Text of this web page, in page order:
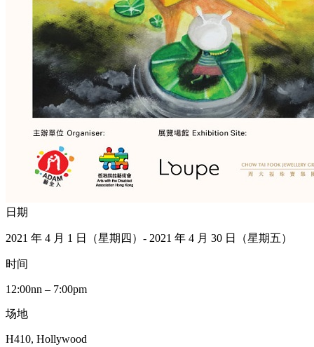
日期
2021 年 4 月 1 日（星期四）- 2021 年 4 月 30 日（星期五）
时间
12:00nn – 7:00pm
场地
H410, Hollywood